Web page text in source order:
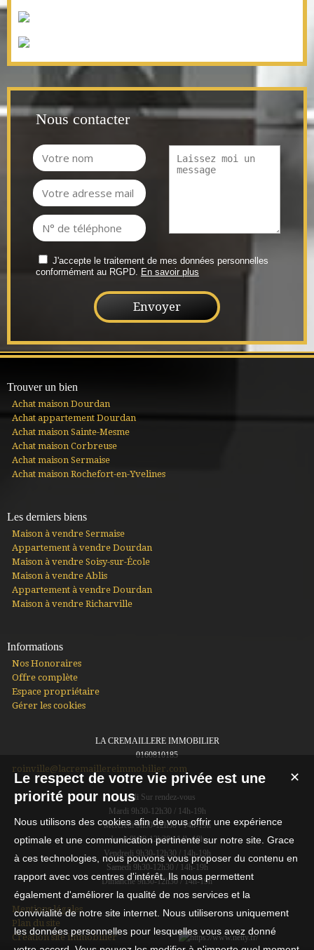
Nous contacter
J'accepte le traitement de mes données personnelles
conformément au RGPD. En savoir plus
Trouver un bien
Achat maison Dourdan
Achat appartement Dourdan
Achat maison Sainte-Mesme
Achat maison Corbreuse
Achat maison Sermaise
Achat maison Rochefort-en-Yvelines
Les derniers biens
Maison à vendre Sermaise
Appartement à vendre Dourdan
Maison à vendre Soisy-sur-École
Maison à vendre Ablis
Appartement à vendre Dourdan
Maison à vendre Richarville
Informations
Nos Honoraires
Offre complète
Espace propriétaire
Gérer les cookies
LA CREMAILLERE IMMOBILIER
0160810185
roinville@lacremaillereimmobilier.com
Lundi Sur rendez-vous
Mardi 9h30-12h30 / 14h-19h
Mercredi 9h30-12h30 / 14h-19h
Jeudi 9h30-12h30 / 14h-19h
Vendredi 9h30-12h30 / 14h-19h
Samedi 9h30-12h30 / 14h-19h
Dimanche 9h30-12h30 / 14h-19h
Mentions légales
Plan du site
Création site immobilier
✕
Le respect de votre vie privée est une
priorité pour nous
Nous utilisons des cookies afin de vous offrir une expérience
optimale et une communication pertinente sur notre site. Grace
à ces technologies, nous pouvons vous proposer du contenu en
rapport avec vos centres d'intérêt. Ils nous permettent
également d'améliorer la qualité de nos services et la
convivialité de notre site internet. Nous utiliserons uniquement
les données personnelles pour lesquelles vous avez donné